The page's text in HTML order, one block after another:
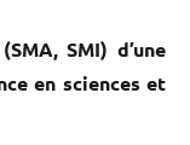
SMI) d’une
en sciences et